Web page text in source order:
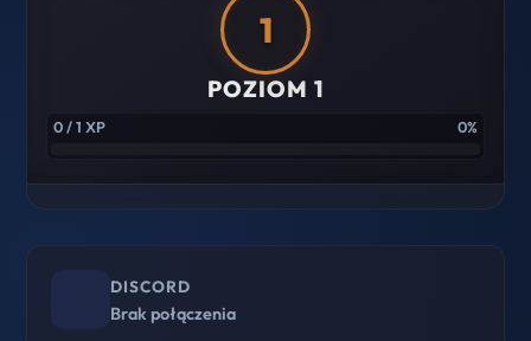
1
POZIOM 1
0 / 1 XP 0%
DISCORD
Brak połączenia